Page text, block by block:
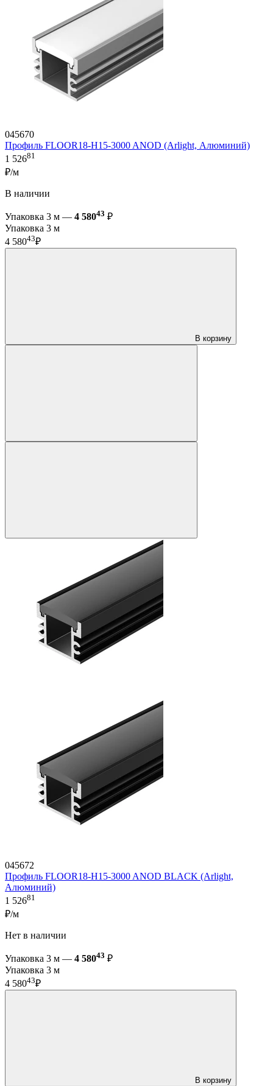
045670
Профиль FLOOR18-H15-3000 ANOD (Arlight, Алюминий)
1 52681
₽/м
В наличии
Упаковка 3 м — 4 58043 ₽
Упаковка 3 м
4 58043₽
В корзину
045672
Профиль FLOOR18-H15-3000 ANOD BLACK (Arlight,
Алюминий)
1 52681
₽/м
Нет в наличии
Упаковка 3 м — 4 58043 ₽
Упаковка 3 м
4 58043₽
В корзину